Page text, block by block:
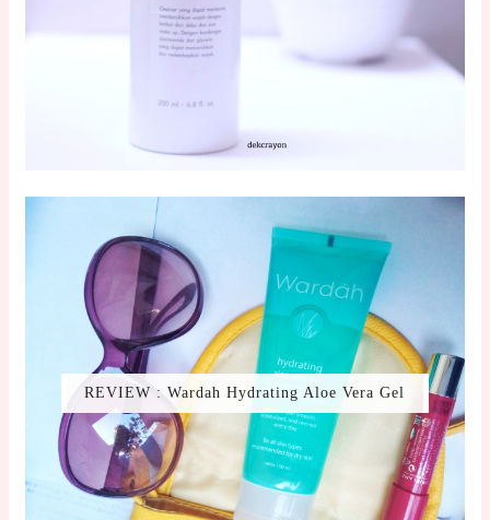
REVIEW : Wardah Hydrating Aloe Vera Gel